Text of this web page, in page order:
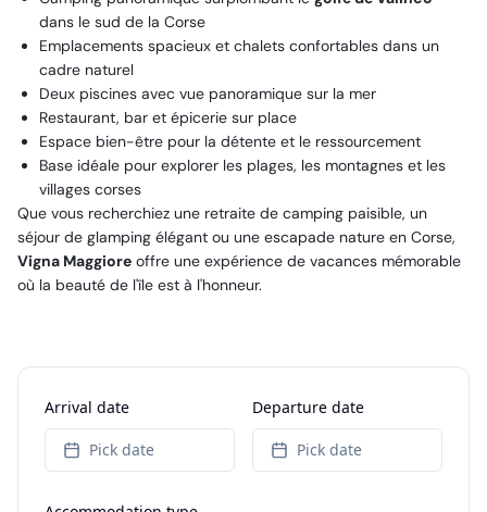
dans le sud de la Corse
Emplacements spacieux et chalets confortables dans un
cadre naturel
Deux piscines avec vue panoramique sur la mer
Restaurant, bar et épicerie sur place
Espace bien-être pour la détente et le ressourcement
Base idéale pour explorer les plages, les montagnes et les
villages corses
Que vous recherchiez une retraite de camping paisible, un
séjour de glamping élégant ou une escapade nature en Corse,
Vigna Maggiore offre une expérience de vacances mémorable
où la beauté de l'île est à l'honneur.